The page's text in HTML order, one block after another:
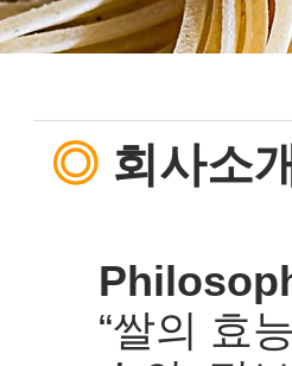
◎ 회사소
“쌀의 효